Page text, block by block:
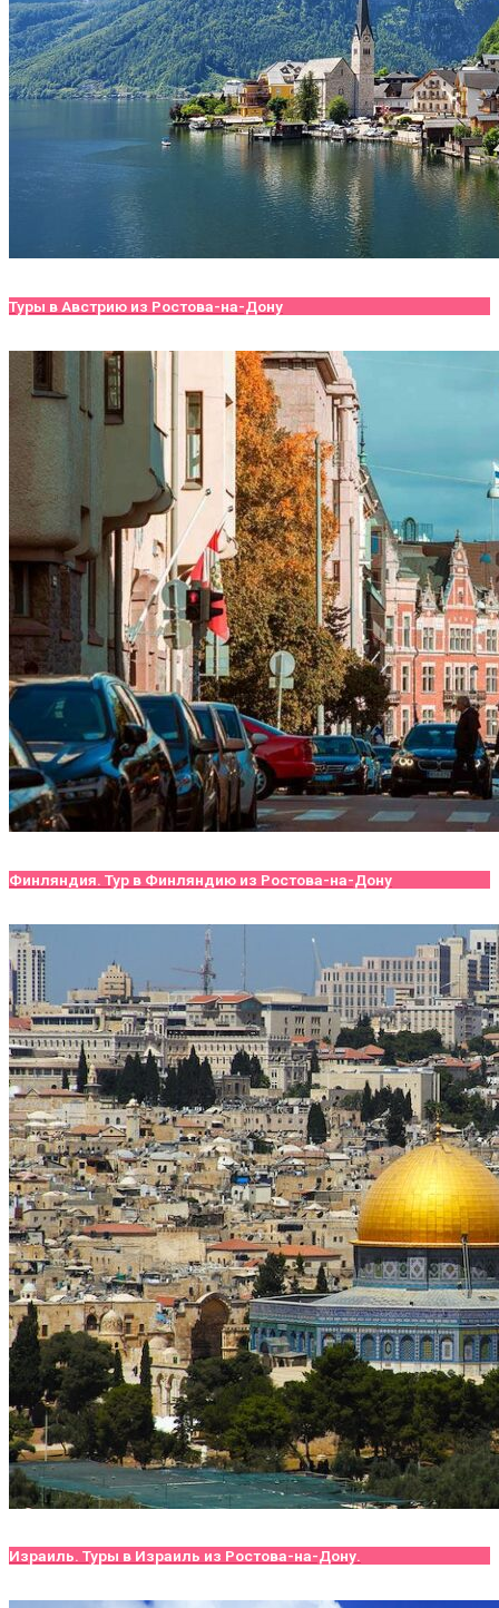
Туры в Австрию из Ростова-на-Дону
Финляндия. Тур в Финляндию из Ростова-на-Дону
Израиль. Туры в Израиль из Ростова-на-Дону.